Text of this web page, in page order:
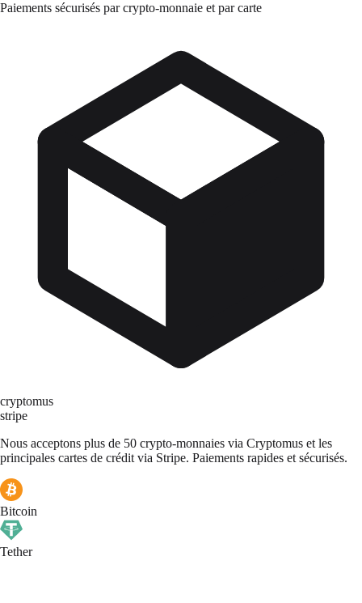
Paiements sécurisés par crypto-monnaie et par carte
cryptomus
stripe
Nous acceptons plus de 50 crypto-monnaies via Cryptomus et les
principales cartes de crédit via Stripe. Paiements rapides et sécurisés.
Bitcoin
Tether